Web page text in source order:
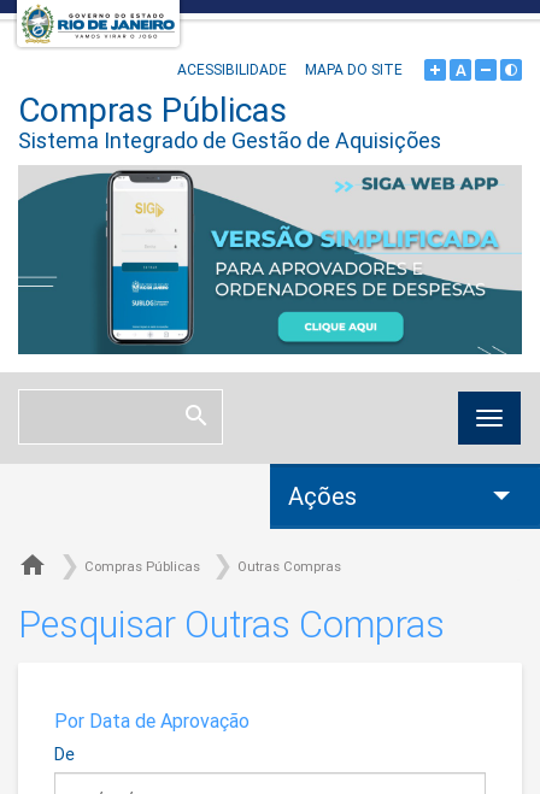
MAPA DO SITE
ACESSIBILIDADE
Compras Públicas
Sistema Integrado de Gestão de Aquisições
 Compras Públicas Outras Compras
Pesquisar Outras Compras
Por Data de Aprovação
De
Ações